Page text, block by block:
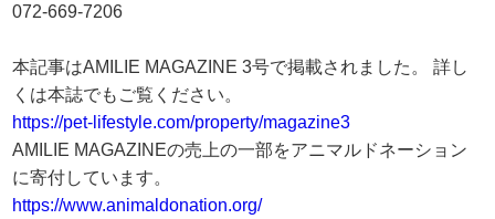
072-669-7206
本記事はAMILIE MAGAZINE 3号で掲載されました。 詳し
くは本誌でもご覧ください。
https://pet-lifestyle.com/property/magazine3
AMILIE MAGAZINEの売上の一部をアニマルドネーション
に寄付しています。
https://www.animaldonation.org/